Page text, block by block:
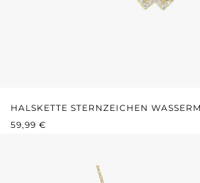
HALSKETTE STERNZEICHEN
REGULÄRER PREIS:
59,99 €